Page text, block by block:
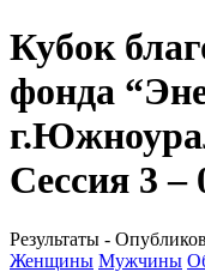
Кубок
фонда
Сессия 3 –
Результаты -
Женщины Мужчины